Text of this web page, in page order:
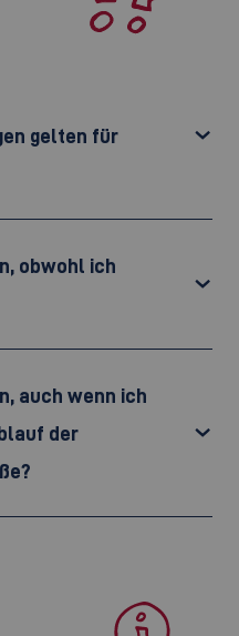
gelten für
obwohl ich
auch wenn ich
der